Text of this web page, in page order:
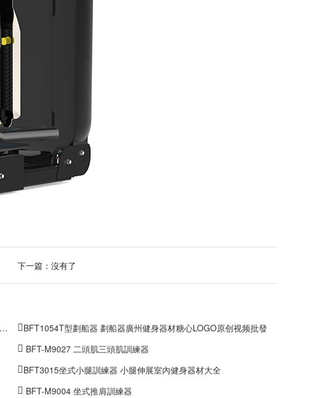
下一篇：沒有了
BFT1054T型劃船器 劃船器廣州健身器材糖心LOGO原创视频批發
BFT-M9027 二頭肌三頭肌訓練器
BFT3015坐式小腿訓練器 小腿伸展室內健身器材大全
BFT-M9004 坐式推肩訓練器